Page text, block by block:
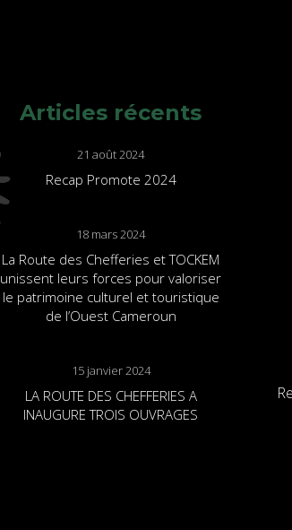
Articles récents
21 août 2024
Recap Promote 2024
18 mars 2024
La Route des Chefferies et TOCKEM
unissent leurs forces pour valoriser
le patrimoine culturel et touristique
de l’Ouest Cameroun
15 janvier 2024
LA ROUTE DES CHEFFERIES A
INAUGURE TROIS OUVRAGES